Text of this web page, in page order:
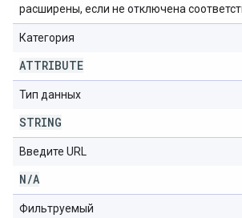
расширены, если не отключена
Категория
ATTRIBUTE
Тип данных
STRING
Введите URL
N/A
Фильтруемый